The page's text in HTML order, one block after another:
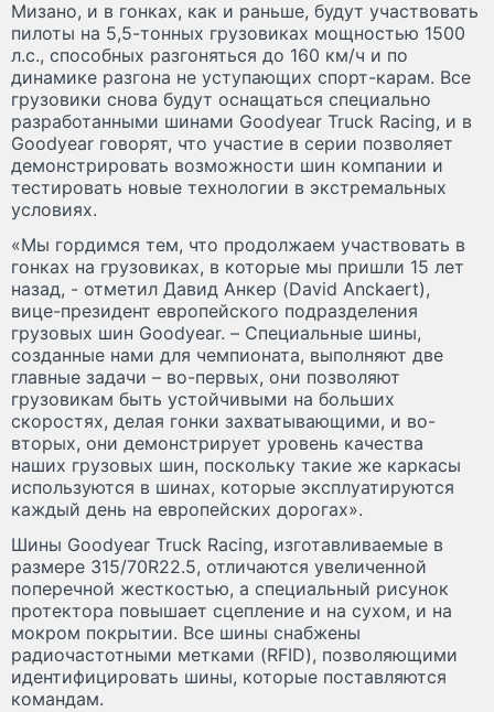
Мизано, и в гонках, как и раньше, будут участвовать
пилоты на 5,5-тонных грузовиках мощностью 1500
л.с., способных разгоняться до 160 км/ч и по
динамике разгона не уступающих спорт-карам. Все
грузовики снова будут оснащаться специально
разработанными шинами Goodyear Truck Racing, и в
Goodyear говорят, что участие в серии позволяет
демонстрировать возможности шин компании и
тестировать новые технологии в экстремальных
условиях.
«Мы гордимся тем, что продолжаем участвовать в
гонках на грузовиках, в которые мы пришли 15 лет
назад, - отметил Давид Анкер (David Anckaert),
вице-президент европейского подразделения
грузовых шин Goodyear. – Специальные шины,
созданные нами для чемпионата, выполняют две
главные задачи – во-первых, они позволяют
грузовикам быть устойчивыми на больших
скоростях, делая гонки захватывающими, и во-
вторых, они демонстрирует уровень качества
наших грузовых шин, поскольку такие же каркасы
используются в шинах, которые эксплуатируются
каждый день на европейских дорогах».
Шины Goodyear Truck Racing, изготавливаемые в
размере 315/70R22.5, отличаются увеличенной
поперечной жесткостью, а специальный рисунок
протектора повышает сцепление и на сухом, и на
мокром покрытии. Все шины снабжены
радиочастотными метками (RFID), позволяющими
идентифицировать шины, которые поставляются
командам.